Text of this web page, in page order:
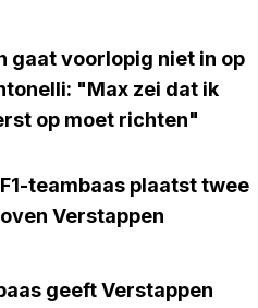
gaat voorlopig niet in op
"Max zei dat ik
op moet richten"
teambaas plaatst twee
Verstappen
geeft Verstappen